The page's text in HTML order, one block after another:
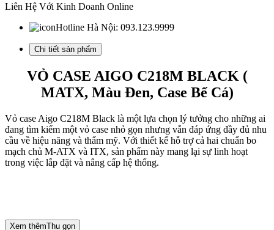
Liên Hệ Với Kinh Doanh Online
Hotline Hà Nội: 093.123.9999
Chi tiết sản phẩm
VỎ CASE AIGO C218M BLACK (
MATX, Màu Đen, Case Bể Cá)
Vỏ case Aigo C218M Black là một lựa chọn lý tưởng cho những ai
đang tìm kiếm một vỏ case nhỏ gọn nhưng vẫn đáp ứng đầy đủ nhu
cầu về hiệu năng và thẩm mỹ. Với thiết kế hỗ trợ cả hai chuẩn bo
mạch chủ M-ATX và ITX, sản phẩm này mang lại sự linh hoạt
trong việc lắp đặt và nâng cấp hệ thống.
Xem thêmThu gọn